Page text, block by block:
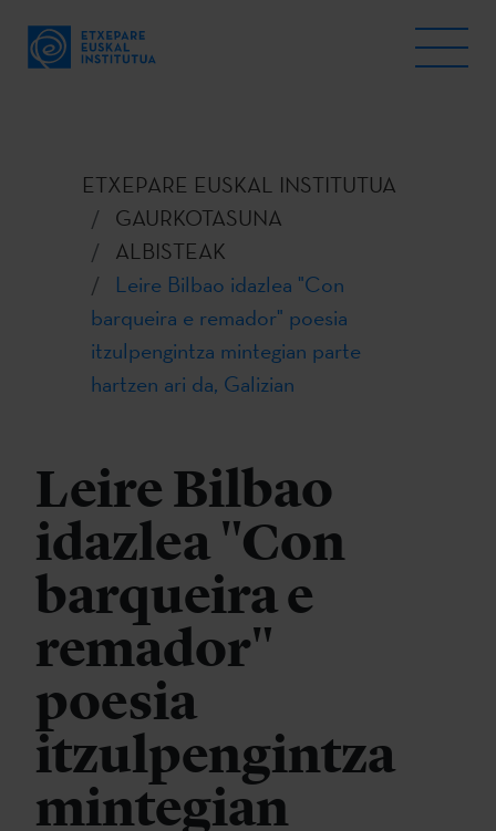
ETXEPARE EUSKAL INSTITUTUA
GAURKOTASUNA
ALBISTEAK
Leire Bilbao idazlea "Con
barqueira e remador" poesia
itzulpengintza mintegian parte
hartzen ari da, Galizian
Leire Bilbao
idazlea "Con
barqueira e
remador"
poesia
itzulpengintza
mintegian